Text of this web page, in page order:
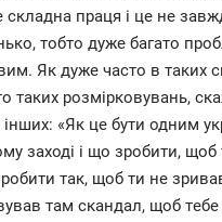
складна праця і це не
тобто дуже багато
Як дуже часто в таких
таких розмірковувань,
інших: «Як це бути одним
заході і що зробити, щоб
так, щоб ти не
там скандал, щоб